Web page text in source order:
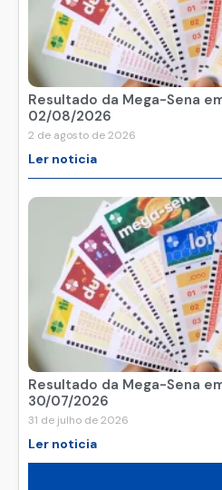
Resultado da Mega-Sena
02/08/2026
2 de agosto de 2026
Ler noticia
Resultado da Mega-Sena
30/07/2026
31 de julho de 2026
Ler noticia